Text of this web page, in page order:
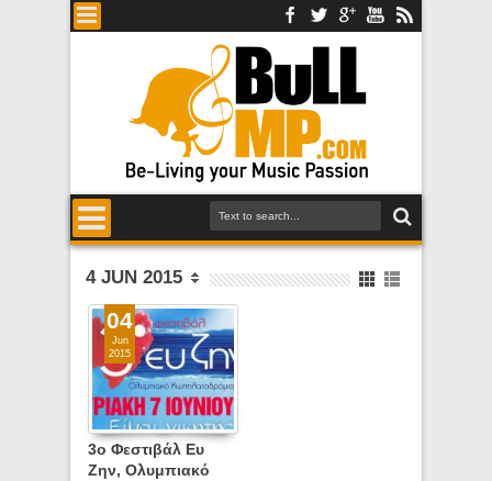
4 JUN 2015
3ο Φεστιβάλ Ευ
Ζην, Ολυμπιακό
04
Jun
2015